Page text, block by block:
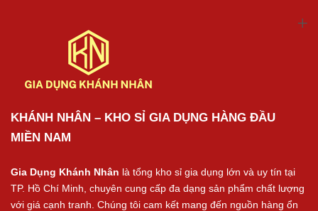
KHÁNH NHÂN – KHO SỈ GIA DỤNG HÀNG ĐẦU
MIỀN NAM
Gia Dụng Khánh Nhân là tổng kho sỉ gia dụng lớn và uy tín tại
TP. Hồ Chí Minh, chuyên cung cấp đa dạng sản phẩm chất lượng
với giá cạnh tranh. Chúng tôi cam kết mang đến nguồn hàng ổn